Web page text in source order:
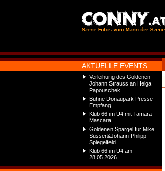
AKTUELLE EVENTS
Verleihung des Goldenen
Johann Strauss an Helga
Papouschek
Bühne Donaupark Presse-
Empfang
Klub 66 im U4 mit Tamara
Mascara
Goldenen Spargel für Mike
Süsser&Johann-Philipp
Spiegelfeld
Klub 66 im U4 am
28.05.2026